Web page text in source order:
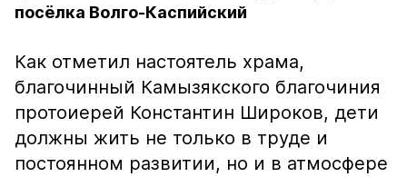
посёлка Волго-Каспийский
Как отметил настоятель храма,
благочинный Камызякского благочиния
протоиерей Константин Широков, дети
должны жить не только в труде и
постоянном развитии, но и в атмосфере